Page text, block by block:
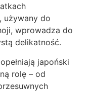
używany do
wprowadza do
delikatność.
japoński
rolę – od